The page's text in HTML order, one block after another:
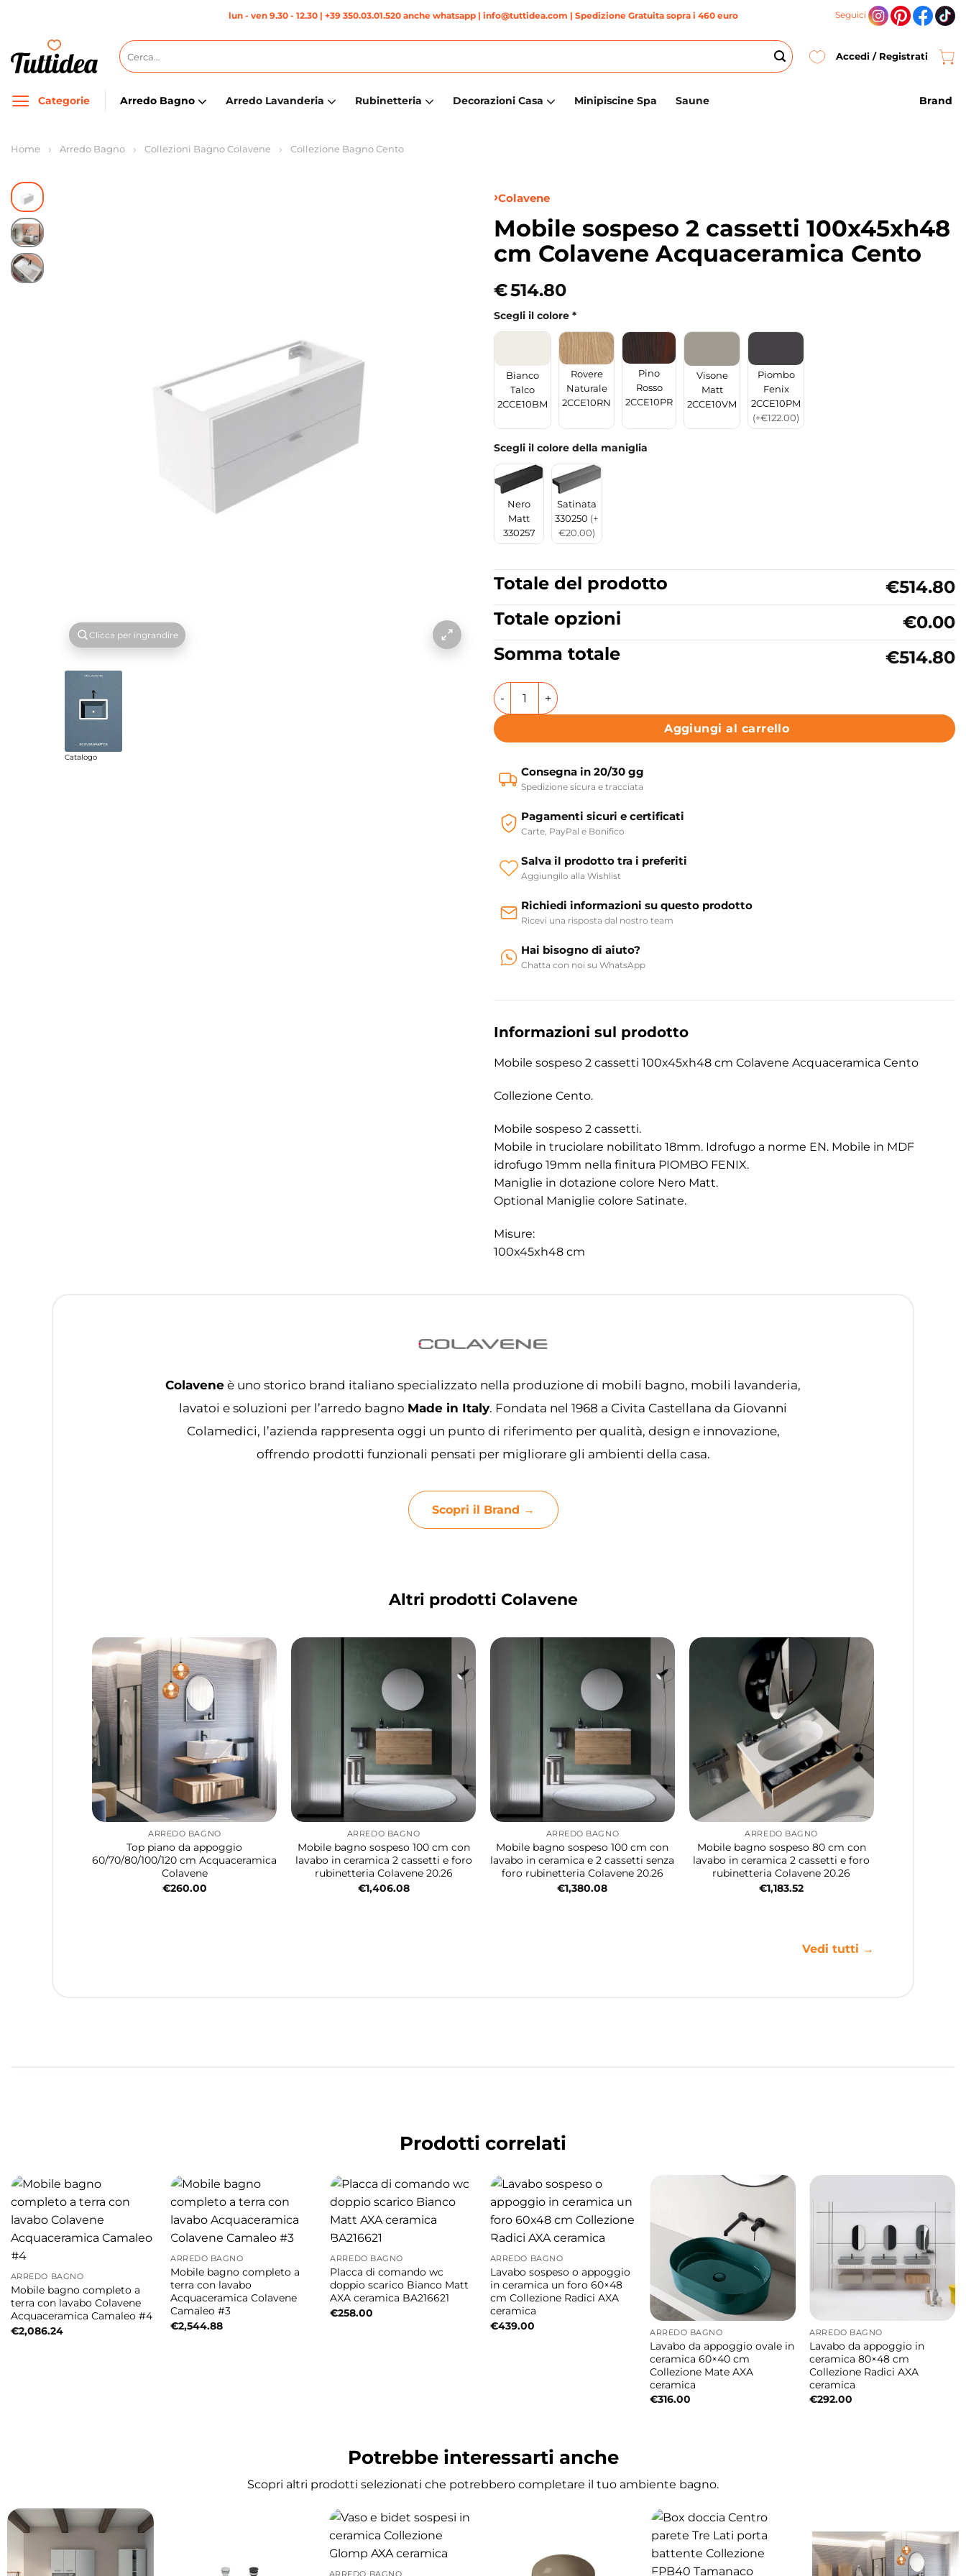
contenuti
lun - ven 9.30 - 12.30 | +39 350.03.01.520 anche whatsapp| info@tuttidea.com | Spedizione Gratuita sopra i 460 euro Seguici
Cerca:
Accedi / Registrati
Categorie Arredo Bagno Arredo Lavanderia Rubinetteria Decorazioni Casa Minipiscine Spa Saune Brand
Home Arredo Bagno Collezioni Bagno Colavene Collezione Bagno Cento
Clicca per ingrandire
Catalogo
Colavene
Mobile sospeso 2 cassetti 100x45xh48
cm Colavene Acquaceramica Cento
€514.80
Scegli il colore *
Bianco
Talco
2CCE10BM
Rovere
Naturale
2CCE10RN
Pino
Rosso
2CCE10PR
Visone
Matt
2CCE10VM
Piombo
Fenix
2CCE10PM
(+€122.00)
Scegli il colore della maniglia
Nero
Matt
330257
Satinata
330250 (+
€20.00)
Totale del prodotto
€514.80
Totale opzioni
€0.00
Somma totale
€514.80
Mobile sospeso 2 cassetti 100x45xh48 cm Colavene Acquaceramica Cento quantità
Aggiungi al carrello
Consegna in 20/30 gg
Spedizione sicura e tracciata
Pagamenti sicuri e certificati
Carte, PayPal e Bonifico
Salva il prodotto tra i preferiti
Aggiungilo alla Wishlist
Richiedi informazioni su questo prodotto
Ricevi una risposta dal nostro team
Hai bisogno di aiuto?
Chatta con noi su WhatsApp
Informazioni sul prodotto
Mobile sospeso 2 cassetti 100x45xh48 cm Colavene Acquaceramica Cento
Collezione Cento.
Mobile sospeso 2 cassetti.
Mobile in truciolare nobilitato 18mm. Idrofugo a norme EN. Mobile in MDF
idrofugo 19mm nella finitura PIOMBO FENIX.
Maniglie in dotazione colore Nero Matt.
Optional Maniglie colore Satinate.
Misure:
100x45xh48 cm
Colavene è uno storico brand italiano specializzato nella produzione di mobili bagno, mobili lavanderia,
lavatoi e soluzioni per l’arredo bagno Made in Italy. Fondata nel 1968 a Civita Castellana da Giovanni
Colamedici, l’azienda rappresenta oggi un punto di riferimento per qualità, design e innovazione,
offrendo prodotti funzionali pensati per migliorare gli ambienti della casa.
Scopri il Brand →
Altri prodotti Colavene
ARREDO BAGNO
Top piano da appoggio
60/70/80/100/120 cm Acquaceramica
Colavene
€260.00
ARREDO BAGNO
Mobile bagno sospeso 100 cm con
lavabo in ceramica 2 cassetti e foro
rubinetteria Colavene 20.26
€1,406.08
ARREDO BAGNO
Mobile bagno sospeso 100 cm con
lavabo in ceramica e 2 cassetti senza
foro rubinetteria Colavene 20.26
€1,380.08
ARREDO BAGNO
Mobile bagno sospeso 80 cm con
lavabo in ceramica 2 cassetti e foro
rubinetteria Colavene 20.26
€1,183.52
Vedi tutti →
Prodotti correlati
ARREDO BAGNO
Mobile bagno completo a
terra con lavabo Colavene
Acquaceramica Camaleo #4
€2,086.24
ARREDO BAGNO
Mobile bagno completo a
terra con lavabo
Acquaceramica Colavene
Camaleo #3
€2,544.88
ARREDO BAGNO
Placca di comando wc
doppio scarico Bianco Matt
AXA ceramica BA216621
€258.00
ARREDO BAGNO
Lavabo sospeso o appoggio
in ceramica un foro 60×48
cm Collezione Radici AXA
ceramica
€439.00
ARREDO BAGNO
Lavabo da appoggio ovale in
ceramica 60×40 cm
Collezione Mate AXA
ceramica
€316.00
ARREDO BAGNO
Lavabo da appoggio in
ceramica 80×48 cm
Collezione Radici AXA
ceramica
€292.00
Potrebbe interessarti anche
Scopri altri prodotti selezionati che potrebbero completare il tuo ambiente bagno.